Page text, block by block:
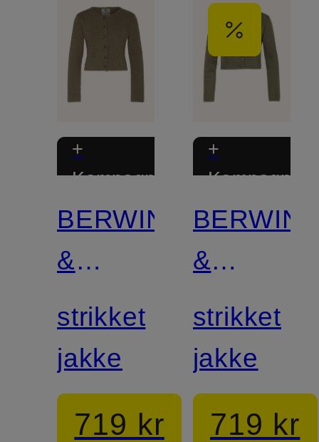
+
Kampagnerabat
BERWIN
&
WOLFF
strikket
jakke
719 kr
+
BERWIN
&
WOLFF
strikket
jakke
719 kr